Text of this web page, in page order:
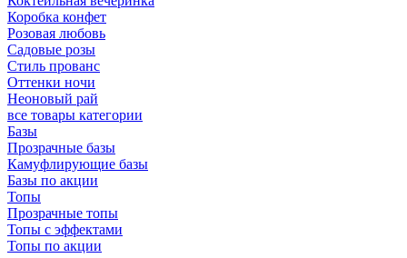
Коробка конфет
Розовая любовь
Садовые розы
Стиль прованс
Оттенки ночи
Неоновый рай
все товары категории
Базы
Прозрачные базы
Камуфлирующие базы
Базы по акции
Топы
Прозрачные топы
Топы с эффектами
Топы по акции